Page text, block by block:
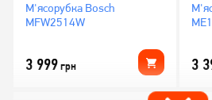
М'ясорубка Bosch
MFW2514W
3 999грн 3